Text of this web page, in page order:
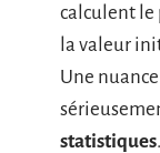
calculent le
la valeur
Une
statistiques.